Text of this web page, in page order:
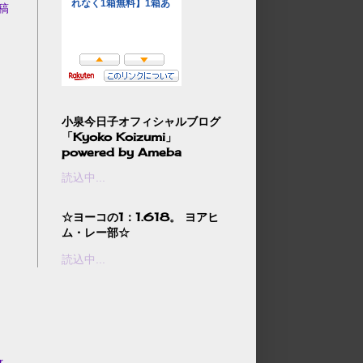
小泉今日子オフィシャルブログ
「Kyoko Koizumi」
powered by Ameba
読込中...
☆ヨーコの1：1.618。 ヨアヒ
ム・レー部☆
読込中...